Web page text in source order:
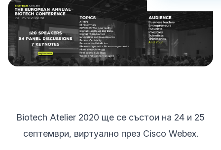
Biotech Atelier 2020 ще се състои на 24 и 25
септември, виртуално през Cisco Webex.